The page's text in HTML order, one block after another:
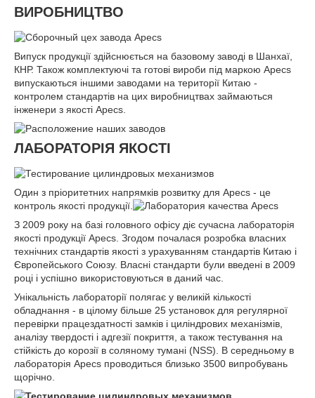
ВИРОБНИЦТВО
Випуск продукції здійснюється на базовому заводі в Шанхаї,
КНР. Також комплектуючі та готові вироби під маркою Apecs
випускаються іншими заводами на території Китаю -
контролем стандартів на цих виробництвах займаються
інженери з якості Apecs.
ЛАБОРАТОРІЯ ЯКОСТІ
Один з пріоритетних напрямків розвитку для Apecs - це
контроль якості продукції.
З 2009 року на базі головного офісу діє сучасна лабораторія
якості продукції Apecs. Згодом почалася розробка власних
технічних стандартів якості з урахуванням стандартів Китаю і
Європейського Союзу. Власні стандарти були введені в 2009
році і успішно використовуються в даний час.
Унікальність лабораторії полягає у великій кількості
обладнання - в цілому більше 25 установок для регулярної
перевірки працездатності замків і циліндрових механізмів,
аналізу твердості і адгезії покриття, а також тестування на
стійкість до корозії в соляному тумані (NSS). В середньому в
лабораторія Apecs проводиться близько 3500 випробувань
щорічно.